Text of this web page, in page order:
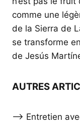
comme une
de la Sierra de
se transforme
de Jesús
AUTRES
–> Entretien